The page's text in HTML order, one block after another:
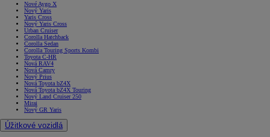
Nové Aygo X
Nový Yaris
Yaris Cross
Nový Yaris Cross
Urban Cruiser
Corolla Hatchback
Corolla Sedan
Corolla Touring Sports Kombi
Toyota C-HR
Nová RAV4
Nová Camry
Nový Prius
Nová Toyota bZ4X
Nová Toyota bZ4X Touring
Nový Land Cruiser 250
Mirai
Nový GR Yaris
Úžitkové vozidlá